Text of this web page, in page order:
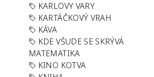
KARLOVY VARY
KARTÁČKOVÝ VRAH
KÁVA
KDE VŠUDE SE SKRÝVÁ
MATEMATIKA
KINO KOTVA